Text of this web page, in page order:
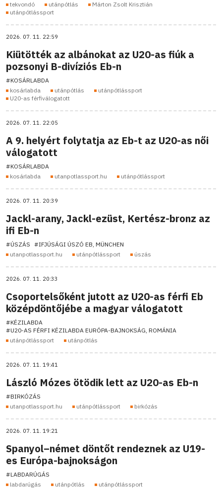
tekvondó
utánpótlás
Márton Zsolt Krisztián
utánpótlássport
2026. 07. 11. 22:59
Kiütötték az albánokat az U20-as fiúk a
pozsonyi B-divíziós Eb-n
#KOSÁRLABDA
kosárlabda
utánpótlás
utánpótlássport
U20-as férfiválogatott
2026. 07. 11. 22:05
A 9. helyért folytatja az Eb-t az U20-as női
válogatott
#KOSÁRLABDA
kosárlabda
utanpotlassport.hu utánpótlássport
2026. 07. 11. 20:39
Jackl-arany, Jackl-ezüst, Kertész-bronz az
ifi Eb-n
#ÚSZÁS #IFJÚSÁGI ÚSZÓ EB, MÜNCHEN
utanpotlassport.hu
utánpótlássport úszás
2026. 07. 11. 20:33
Csoportelsőként jutott az U20-as férfi Eb
középdöntőjébe a magyar válogatott
#KÉZILABDA
#U20-AS FÉRFI KÉZILABDA EURÓPA-BAJNOKSÁG, ROMÁNIA
utánpótlássport
utánpótlás
2026. 07. 11. 19:41
László Mózes ötödik lett az U20-as Eb-n
#BIRKÓZÁS
utanpotlassport.hu
utánpótlássport birkózás
2026. 07. 11. 19:21
Spanyol–német döntőt rendeznek az U19-
es Európa-bajnokságon
#LABDARÚGÁS
labdarúgás
utánpótlás utánpótlássport